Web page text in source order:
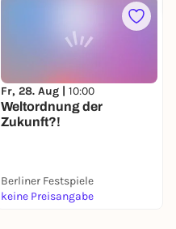
Fr, 28. Aug | 10:00
Weltordnung der
Zukunft?!
Berliner Festspiele
keine Preisangabe